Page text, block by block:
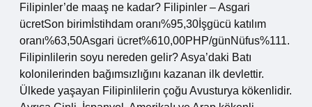
Filipinler’de maaş ne kadar? Filipinler – Asgari
ücretSon birimİstihdam oranı%95,30İşgücü katılım
oranı%63,50Asgari ücret%610,00PHP/günNüfus%111.
Filipinlilerin soyu nereden gelir? Asya’daki Batı
kolonilerinden bağımsızlığını kazanan ilk devlettir.
Ülkede yaşayan Filipinlilerin çoğu Avusturya kökenlidir.